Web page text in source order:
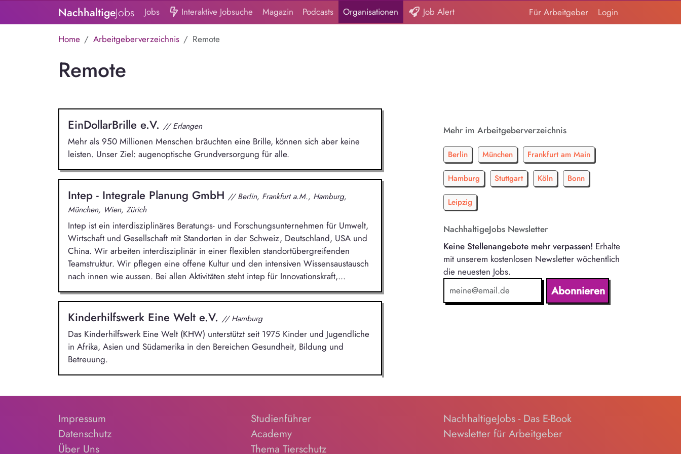
NachhaltigeJobs Jobs Interaktive Jobsuche Magazin Podcasts Organisationen Job Alert Für Arbeitgeber Login
Home Arbeitgeberverzeichnis Remote
Remote
EinDollarBrille e.V. // Erlangen
Mehr als 950 Millionen Menschen bräuchten eine Brille, können sich aber keine
leisten. Unser Ziel: augenoptische Grundversorgung für alle.
Intep - Integrale Planung GmbH // Berlin, Frankfurt a.M., Hamburg,
München, Wien, Zürich
Intep ist ein interdisziplinäres Beratungs- und Forschungsunternehmen für Umwelt,
Wirtschaft und Gesellschaft mit Standorten in der Schweiz, Deutschland, USA und
China. Wir arbeiten interdisziplinär in einer flexiblen standortübergreifenden
Teamstruktur. Wir pflegen eine offene Kultur und den intensiven Wissensaustausch
nach innen wie aussen. Bei allen Aktivitäten steht intep für Innovationskraft,...
Kinderhilfswerk Eine Welt e.V. // Hamburg
Das Kinderhilfswerk Eine Welt (KHW) unterstützt seit 1975 Kinder und Jugendliche
in Afrika, Asien und Südamerika in den Bereichen Gesundheit, Bildung und
Betreuung.
Mehr im Arbeitgeberverzeichnis
Berlin München Frankfurt am Main
Hamburg Stuttgart Köln Bonn
Leipzig
NachhaltigeJobs Newsletter
Keine Stellenangebote mehr verpassen! Erhalte
mit unserem kostenlosen Newsletter wöchentlich
die neuesten Jobs.
Abonnieren
Impressum
Datenschutz
Über Uns
Studienführer
Academy
Thema Tierschutz
NachhaltigeJobs - Das E-Book
Newsletter für Arbeitgeber